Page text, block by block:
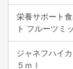
栄養サポート
ト フルーツミ
ジャネフハイ
５ｍｌ